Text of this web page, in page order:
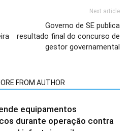
Next article
Governo de SE publica
resultado final do concurso de
gestor governamental
FROM AUTHOR
equipamentos
durante operação contra